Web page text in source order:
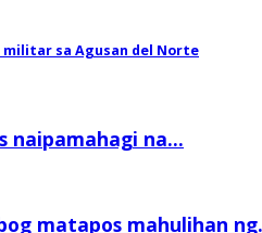
militar sa Agusan del Norte
naipamahagi na...
matapos mahulihan